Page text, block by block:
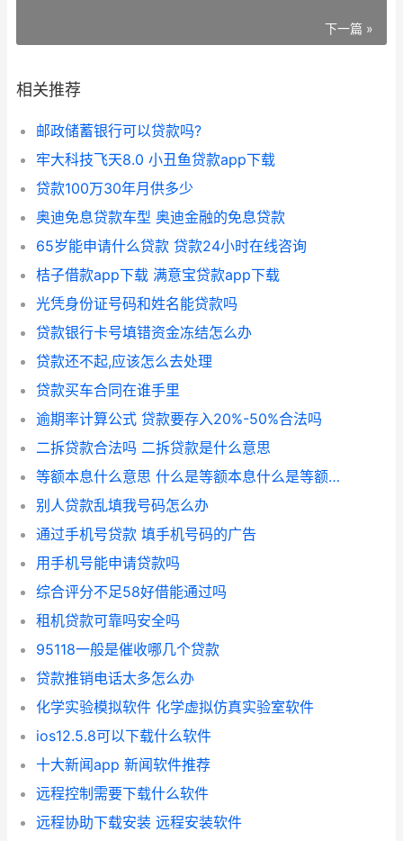
下一篇 »
相关推荐
邮政储蓄银行可以贷款吗?
牢大科技飞天8.0 小丑鱼贷款app下载
贷款100万30年月供多少
奥迪免息贷款车型 奥迪金融的免息贷款
65岁能申请什么贷款 贷款24小时在线咨询
桔子借款app下载 满意宝贷款app下载
光凭身份证号码和姓名能贷款吗
贷款银行卡号填错资金冻结怎么办
贷款还不起,应该怎么去处理
贷款买车合同在谁手里
逾期率计算公式 贷款要存入20%-50%合法吗
二拆贷款合法吗 二拆贷款是什么意思
等额本息什么意思 什么是等额本息什么是等额本金
别人贷款乱填我号码怎么办
通过手机号贷款 填手机号码的广告
用手机号能申请贷款吗
综合评分不足58好借能通过吗
租机贷款可靠吗安全吗
95118一般是催收哪几个贷款
贷款推销电话太多怎么办
化学实验模拟软件 化学虚拟仿真实验室软件
ios12.5.8可以下载什么软件
十大新闻app 新闻软件推荐
远程控制需要下载什么软件
远程协助下载安装 远程安装软件